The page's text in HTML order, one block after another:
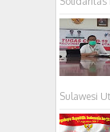
Sulawesi